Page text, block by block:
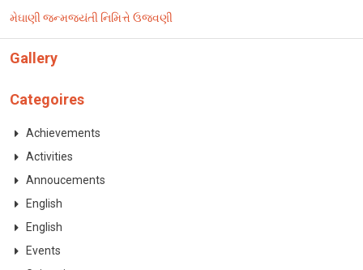
GALLERY
મેઘાણી જન્મજયંતી નિમિત્તે ઉજવણી
Gallery
Categoires
Achievements
Activities
Annoucements
English
English
Events